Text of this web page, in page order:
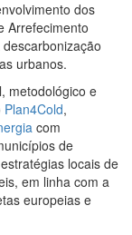
dos
Arrefecimento
urbanos.
metodológico e
Plan4Cold,
com
de
locais de
em linha com a
europeias e